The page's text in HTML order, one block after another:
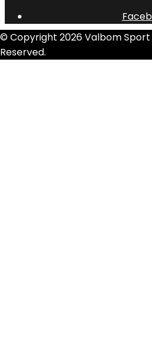
© Copyright 2026 Valbom Sport
Reserved.